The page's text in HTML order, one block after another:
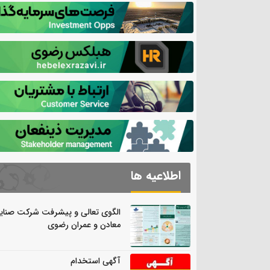
اطلاعیه ها
الگوی تعالی و پیشرفت شرکت
معادن و عمران رضوی
آگهی استخدام